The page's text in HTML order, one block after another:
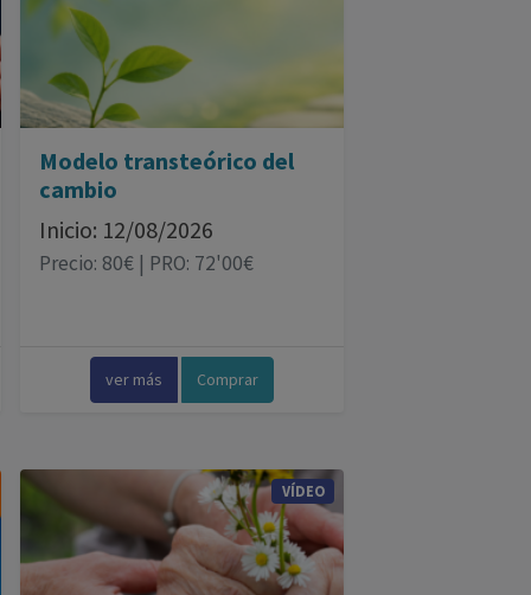
Modelo transteórico del
cambio
Inicio: 12/08/2026
Precio: 80€ | PRO: 72'00€
ver más Comprar
VÍDEO